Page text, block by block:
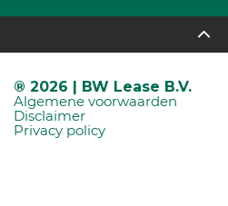
® 2026 | BW Lease B.V.
Algemene voorwaarden
Disclaimer
Privacy policy